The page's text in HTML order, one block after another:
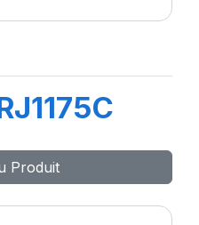
Produit